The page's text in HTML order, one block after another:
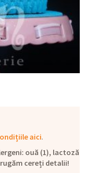
aici.
ouă (1), lactoză
cereți detalii!